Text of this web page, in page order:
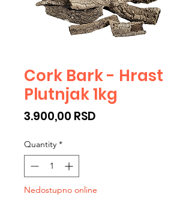
Cork Bark - Hrast
Plutnjak 1kg
3.900,00 RSD
Quantity *
Nedostupno online